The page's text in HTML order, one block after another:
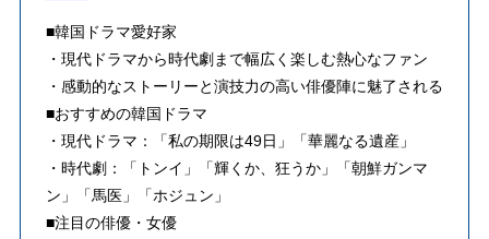
■韓国ドラマ愛好家
・現代ドラマから時代劇まで幅広く楽しむ熱心なファン
・感動的なストーリーと演技力の高い俳優陣に魅了される
■おすすめの韓国ドラマ
・現代ドラマ：「私の期限は49日」「華麗なる遺産」
・時代劇：「トンイ」「輝くか、狂うか」「朝鮮ガンマ
ン」「馬医」「ホジュン」
■注目の俳優・女優